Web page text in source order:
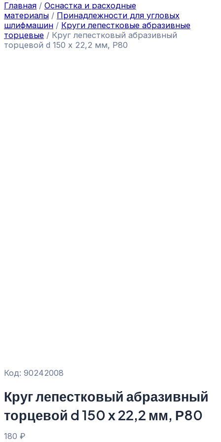
Главная / Оснастка и расходные
материалы / Принадлежности для угловых
шлифмашин / Круги лепестковые абразивные
торцевые / Круг лепестковый абразивный
торцевой d 150 х 22,2 мм, Р80
Код: 90242008
Круг лепестковый абразивный
торцевой d 150 х 22,2 мм, Р80
180 ₽